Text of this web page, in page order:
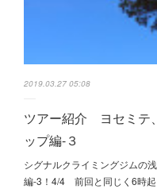
2019.03.27 05:08
ツアー紹介 ヨセミ
ップ編-３
シグナルクライミングジムの
編-3！4/4 前回と同じく6時